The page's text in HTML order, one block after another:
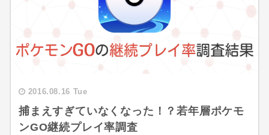
2016.08.16 Tue
捕まえすぎていなくなった！？若年層ポケモ
ンGO継続プレイ率調査